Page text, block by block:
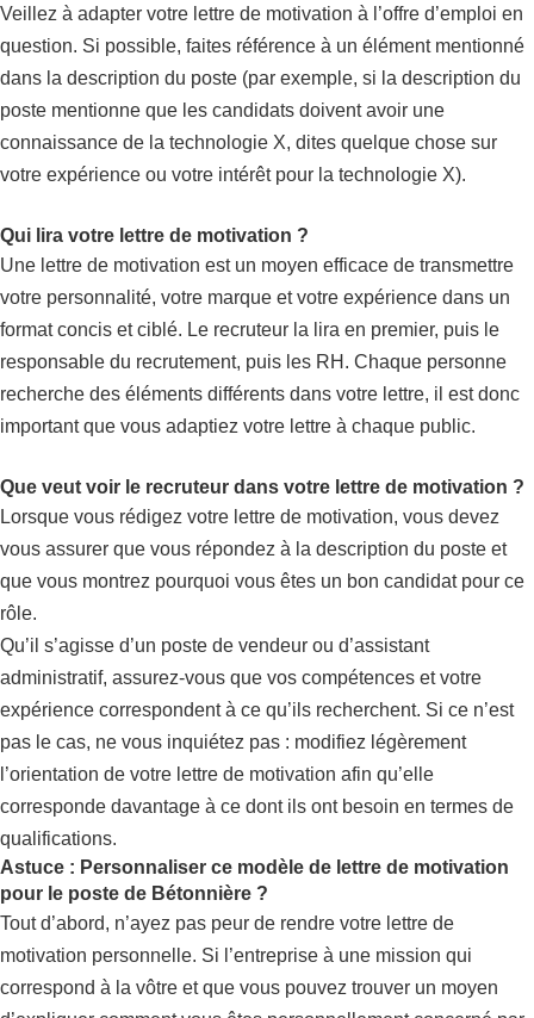
Veillez à adapter votre lettre de motivation à l’offre d’emploi en
question. Si possible, faites référence à un élément mentionné
dans la description du poste (par exemple, si la description du
poste mentionne que les candidats doivent avoir une
connaissance de la technologie X, dites quelque chose sur
votre expérience ou votre intérêt pour la technologie X).
Qui lira votre lettre de motivation ?
Une lettre de motivation est un moyen efficace de transmettre
votre personnalité, votre marque et votre expérience dans un
format concis et ciblé. Le recruteur la lira en premier, puis le
responsable du recrutement, puis les RH. Chaque personne
recherche des éléments différents dans votre lettre, il est donc
important que vous adaptiez votre lettre à chaque public.
Que veut voir le recruteur dans votre lettre de motivation ?
Lorsque vous rédigez votre lettre de motivation, vous devez
vous assurer que vous répondez à la description du poste et
que vous montrez pourquoi vous êtes un bon candidat pour ce
rôle.
Qu’il s’agisse d’un poste de vendeur ou d’assistant
administratif, assurez-vous que vos compétences et votre
expérience correspondent à ce qu’ils recherchent. Si ce n’est
pas le cas, ne vous inquiétez pas : modifiez légèrement
l’orientation de votre lettre de motivation afin qu’elle
corresponde davantage à ce dont ils ont besoin en termes de
qualifications.
Astuce : Personnaliser ce modèle de lettre de motivation
pour le poste de Bétonnière ?
Tout d’abord, n’ayez pas peur de rendre votre lettre de
motivation personnelle. Si l’entreprise à une mission qui
correspond à la vôtre et que vous pouvez trouver un moyen